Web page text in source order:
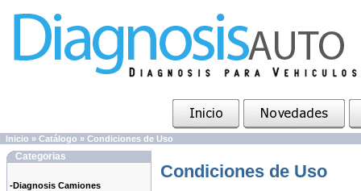
Inicio » Catálogo » Condiciones de Uso
Categorias
-Diagnosis Camiones
Condiciones de Uso